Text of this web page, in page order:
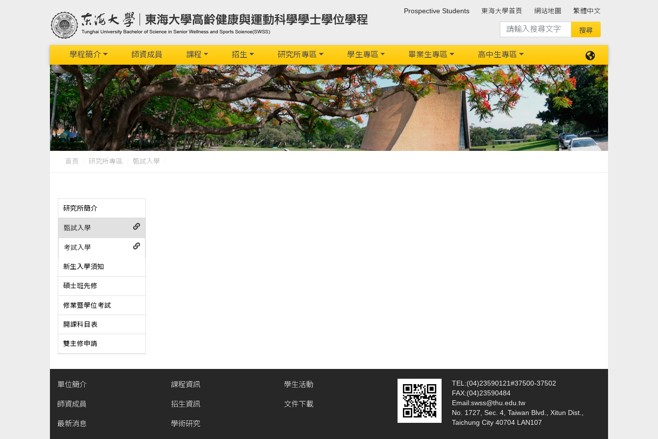
Prospective Students 東海大學首頁 網站地圖 繁體中文
學程簡介 師資成員 課程 招生 研究所專區 學生專區 畢業生專區 高中生專區
首頁 研究所專區 甄試入學
研究所簡介
甄試入學
考試入學
新生入學須知
碩士班先修
修業暨學位考試
開課科目表
雙主修申請
單位簡介
師資成員
最新消息
課程資訊
招生資訊
學術研究
學生活動
文件下載
TEL:(04)23590121#37500-37502
FAX:(04)23590484
Email:swss@thu.edu.tw
No. 1727, Sec. 4, Taiwan Blvd., Xitun Dist.,
Taichung City 40704 LAN107